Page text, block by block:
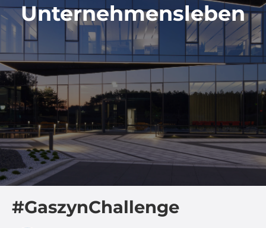
Unternehmensleben
#GaszynChallenge